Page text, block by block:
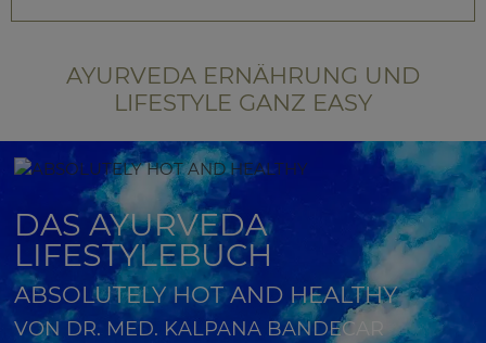
AYURVEDA ERNÄHRUNG UND
LIFESTYLE GANZ EASY
DAS AYURVEDA
LIFESTYLEBUCH
ABSOLUTELY HOT AND HEALTHY
VON DR. MED. KALPANA BANDECAR